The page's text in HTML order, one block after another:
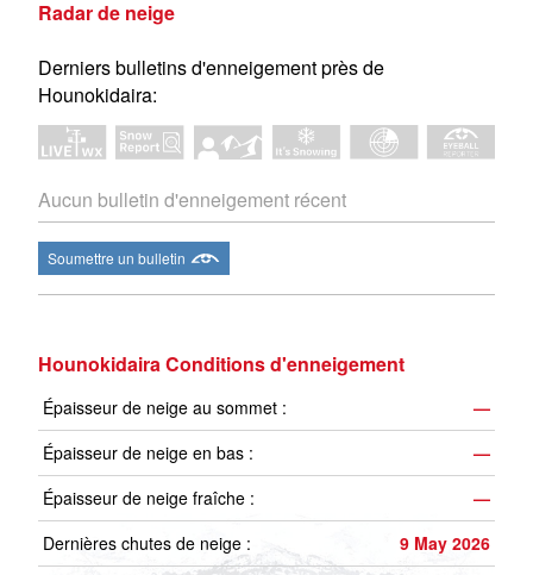
Radar de neige
Derniers bulletins d'enneigement près de
Hounokidaira:
Aucun bulletin d'enneigement récent
Soumettre un bulletin
Hounokidaira Conditions d'enneigement
Épaisseur de neige au sommet :
—
Épaisseur de neige en bas :
—
Épaisseur de neige fraîche :
—
Dernières chutes de neige :
9 May 2026